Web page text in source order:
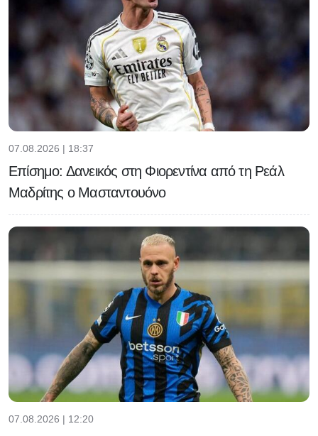
07.08.2026 | 18:37
Επίσημο: Δανεικός στη Φιορεντίνα από τη Ρεάλ
Μαδρίτης ο Μασταντουόνο
07.08.2026 | 12:20